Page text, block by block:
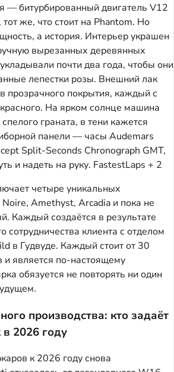
— битурбированный двигатель V12
же, что стоит на Phantom. Но
а история. Интерьер украшен
вырезанных деревянных
почти два года, чтобы они
лепестки розы. Внешний лак
прозрачного покрытия, каждый с
На ярком солнце машина
граната, в тени кажется
панели — часы Audemars
Split-Seconds Chronograph GMT,
и надеть на руку. FastestLaps + 2
четыре уникальных
Amethyst, Arcadia и пока не
Каждый создаётся в результате
сотрудничества клиента с отделом
в Гудвуде. Каждый стоит от 30
и является по-настоящему
обязуется не повторять ни один
производства: кто задаёт
2026 году
к 2026 году снова